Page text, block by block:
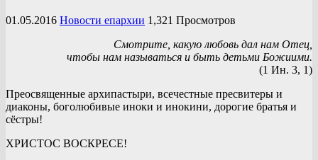
01.05.2016 Новости епархии 1,321 Просмотров
Смотрите, какую любовь дал нам Отец,
чтобы нам называться и быть детьми Божиими.
(1 Ин. 3, 1)
Преосвященные архипастыри, всечестные пресвитеры и
диаконы, боголюбивые иноки и инокини, дорогие братья и
сёстры!
ХРИСТОС ВОСКРЕСЕ!